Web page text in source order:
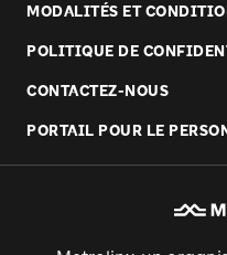
MODALITÉS ET
POLITIQUE DE
CONTACTEZ-NOUS
PORTAIL POUR LE